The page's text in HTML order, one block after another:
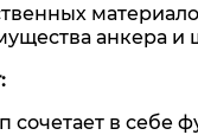
анкера
сочетает в себе